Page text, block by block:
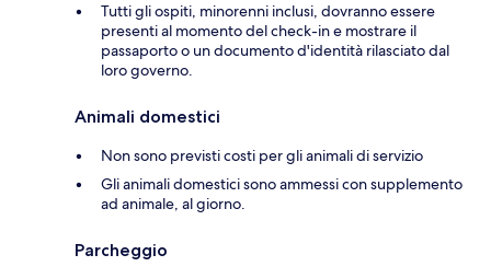
Tutti gli ospiti, minorenni inclusi, dovranno essere
presenti al momento del check-in e mostrare il
passaporto o un documento d'identità rilasciato dal
loro governo.
Animali domestici
Non sono previsti costi per gli animali di servizio
Gli animali domestici sono ammessi con supplemento
ad animale, al giorno.
Parcheggio